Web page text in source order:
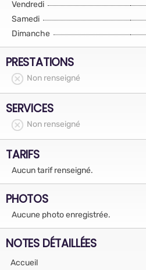
Vendredi
Samedi
Dimanche
PRESTATIONS
Non renseigné
SERVICES
Non renseigné
TARIFS
Aucun tarif renseigné.
PHOTOS
Aucune photo enregistrée.
NOTES DÉTAILLÉES
Accueil